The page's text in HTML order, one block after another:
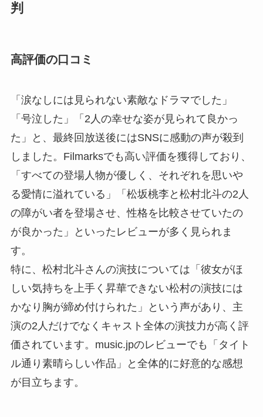
判
高評価の口コミ
「涙なしには見られない素敵なドラマでした」
「号泣した」「2人の幸せな姿が見られて良かっ
た」と、最終回放送後にはSNSに感動の声が殺到
しました。Filmarksでも高い評価を獲得しており、
「すべての登場人物が優しく、それぞれを思いや
る愛情に溢れている」「松坂桃李と松村北斗の2人
の障がい者を登場させ、性格を比較させていたの
が良かった」といったレビューが多く見られま
す。
特に、松村北斗さんの演技については「彼女がほ
しい気持ちを上手く昇華できない松村の演技には
かなり胸が締め付けられた」という声があり、主
演の2人だけでなくキャスト全体の演技力が高く評
価されています。music.jpのレビューでも「タイト
ル通り素晴らしい作品」と全体的に好意的な感想
が目立ちます。